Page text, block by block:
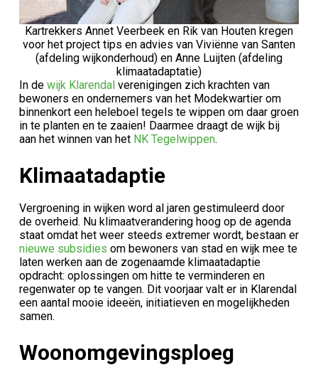
Kartrekkers Annet Veerbeek en Rik van Houten kregen
voor het project tips en advies van Viviënne van Santen
(afdeling wijkonderhoud) en Anne Luijten (afdeling
klimaatadaptatie)
In de wijk Klarendalverenigingen zich krachten van
bewoners en ondernemers van het Modekwartier om
binnenkort een heleboel tegels te wippen om daar groen
in te planten en te zaaien! Daarmee draagt de wijk bij
aan het winnen van het NK Tegelwippen.
Klimaatadaptie
Vergroening in wijken word al jaren gestimuleerd door
de overheid. Nu klimaatverandering hoog op de agenda
staat omdat het weer steeds extremer wordt, bestaan er
nieuwe subsidies om bewoners van stad en wijk mee te
laten werken aan de zogenaamde klimaatadaptie
opdracht: oplossingen om hitte te verminderen en
regenwater op te vangen. Dit voorjaar valt er in Klarendal
een aantal mooie ideeën, initiatieven en mogelijkheden
samen.
Woonomgevingsploeg